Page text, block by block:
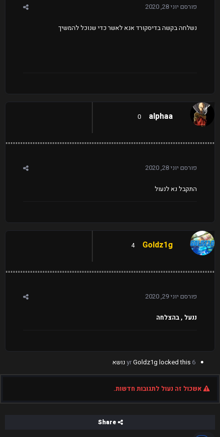
פורסם יוני 28, 2020
נשלחה בקשה בדיסקורד אנא לאשר כדי שנוכל להמשיך
alphaa
0
פורסם יוני 28, 2020
התקבל נא לנעול
Goldz1g
4
פורסם יוני 29, 2020
ננעל , בהצלחה
6 yr
Goldz1g locked this נושא
אשכול זה נעול לתגובות חדשות.